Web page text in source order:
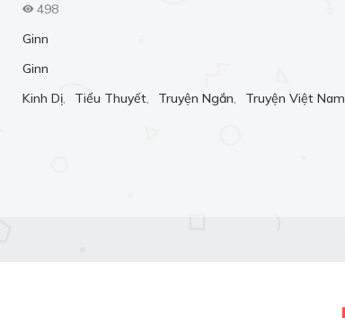
498
Ginn
Ginn
Kinh Dị, Tiểu Thuyết, Truyện Ngắn, Truyện Việt Nam